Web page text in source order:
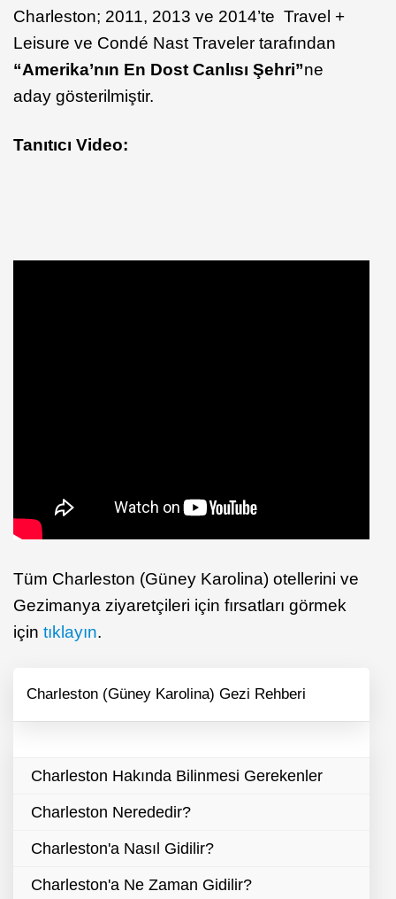
Charleston; 2011, 2013 ve 2014’te Travel +
Leisure ve Condé Nast Traveler tarafından
“Amerika’nın En Dost Canlısı Şehri”ne
aday gösterilmiştir.
Tanıtıcı Video:
Tüm Charleston (Güney Karolina) otellerini ve
Gezimanya ziyaretçileri için fırsatları görmek
için tıklayın.
Charleston (Güney Karolina) Gezi Rehberi
Charleston Hakında Bilinmesi Gerekenler
Charleston Nerededir?
Charleston'a Nasıl Gidilir?
Charleston'a Ne Zaman Gidilir?